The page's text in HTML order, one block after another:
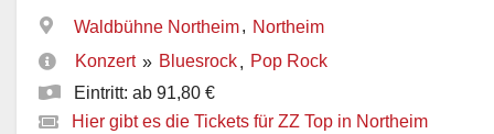
Waldbühne Northeim, Northeim
Konzert » Bluesrock, Pop Rock
Eintritt: ab 91,80 €
Hier gibt es die Tickets für ZZ Top in Northeim